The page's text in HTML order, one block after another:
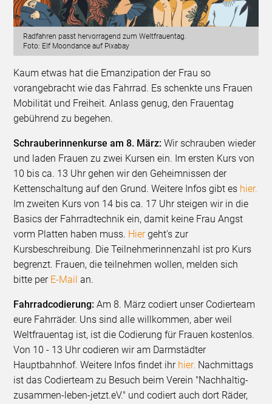
Radfahren passt hervorragend zum Weltfrauentag.
Foto: Elf Moondance auf Pixabay
Kaum etwas hat die Emanzipation der Frau so
vorangebracht wie das Fahrrad. Es schenkte uns Frauen
Mobilität und Freiheit. Anlass genug, den Frauentag
gebührend zu begehen.
Schrauberinnenkurse am 8. März: Wir schrauben wieder
und laden Frauen zu zwei Kursen ein. Im ersten Kurs von
10 bis ca. 13 Uhr gehen wir den Geheimnissen der
Kettenschaltung auf den Grund. Weitere Infos gibt es hier.
Im zweiten Kurs von 14 bis ca. 17 Uhr steigen wir in die
Basics der Fahrradtechnik ein, damit keine Frau Angst
vorm Platten haben muss. Hiergeht's zur
Kursbeschreibung. Die Teilnehmerinnenzahl ist pro Kurs
begrenzt. Frauen, die teilnehmen wollen, melden sich
bitte per E-Mail an.
Fahrradcodierung: Am 8. März codiert unser Codierteam
eure Fahrräder. Uns sind alle willkommen, aber weil
Weltfrauentag ist, ist die Codierung für Frauen kostenlos.
Von 10 - 13 Uhr codieren wir am Darmstädter
Hauptbahnhof. Weitere Infos findet ihr hier. Nachmittags
ist das Codierteam zu Besuch beim Verein "Nachhaltig-
zusammen-leben-jetzt.eV." und codiert auch dort Räder,